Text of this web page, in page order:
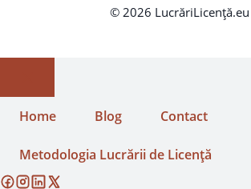
© 2026 LucrăriLicență.eu
Close
Home Blog Contact
Metodologia Lucrării de Licență